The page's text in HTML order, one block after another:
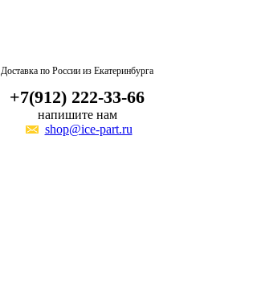
Доставка по России из Екатеринбурга
+7(912) 222-33-66
напишите нам
shop@ice-part.ru